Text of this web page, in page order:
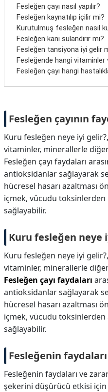
Fesleğen çayı nasıl yapılır?
Fesleğen kaynatılıp içilir mi?
Kurutulmuş fesleğen nasıl
Fesleğen kanı sulandırır mı?
Fesleğen tansiyona iyi gelir
Fesleğende hangi vitaminler
Fesleğen çayı hangi
Fesleğen çayının
Kuru fesleğen neye iyi
vitaminler, minerallerle
Fesleğen çayı faydaları
antioksidanlar sağlayarak
hücresel hasarı azaltması
içmek, vücudu toksinlerden
sağlayabilir.
Kuru fesleğen neye
Kuru fesleğen neye iyi gelir?,
vitaminler, minerallerle
Fesleğen çayı faydaları
antioksidanlar sağlayarak
hücresel hasarı azaltması
içmek, vücudu toksinlerden
sağlayabilir.
Fesleğenin
Fesleğenin faydaları ve
şekerini düşürücü etkisi